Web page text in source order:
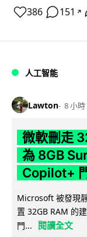
386 151 ↗
人工智能
Lawton 8 小時
微軟刪走
為 8GB
Copilot+
Microsoft 被發現
置 32GB RAM 的
門...
閱讀全文